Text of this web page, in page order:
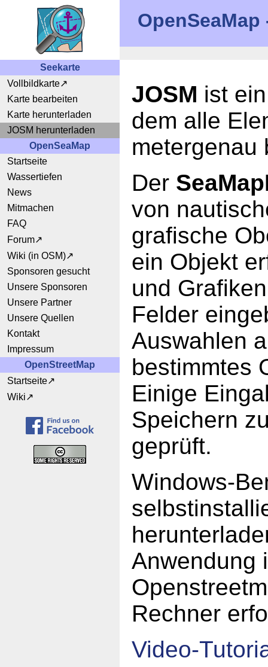
Seekarte
Vollbildkarte
Karte bearbeiten
Karte herunterladen
JOSM herunterladen
OpenSeaMap
Startseite
Wassertiefen
News
Mitmachen
FAQ
Forum
Wiki (in OSM)
Sponsoren gesucht
Unsere Sponsoren
Unsere Partner
Unsere Quellen
Kontakt
Impressum
OpenStreetMap
Startseite
Wiki
JOSM ist
dem alle
metergenau
Der
von
grafische
ein Objekt
und
Felder
Auswahlen
bestimmtes
Einige
Speichern
geprüft.
Windows-
Anwendung
Rechner
Video-